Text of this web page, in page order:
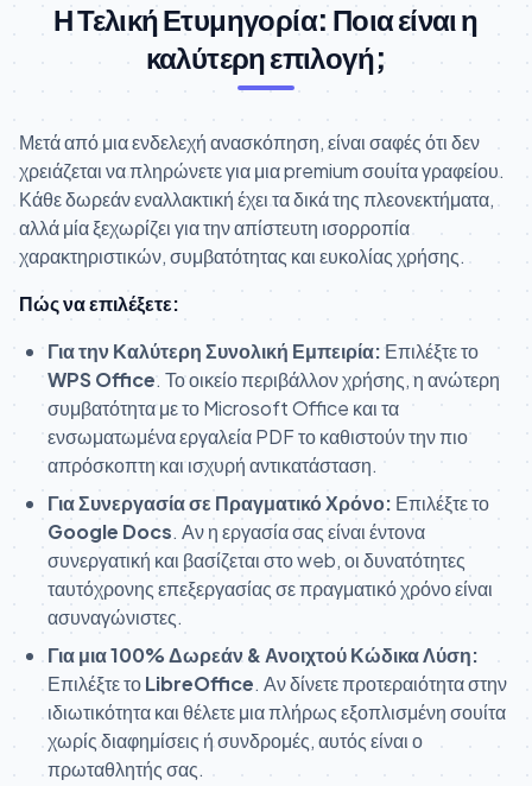
Η Τελική Ετυμηγορία: Ποια είναι η
καλύτερη επιλογή;
Μετά από μια ενδελεχή ανασκόπηση, είναι σαφές ότι δεν
χρειάζεται να πληρώνετε για μια premium σουίτα γραφείου.
Κάθε δωρεάν εναλλακτική έχει τα δικά της πλεονεκτήματα,
αλλά μία ξεχωρίζει για την απίστευτη ισορροπία
χαρακτηριστικών, συμβατότητας και ευκολίας χρήσης.
Πώς να επιλέξετε:
Για την Καλύτερη Συνολική Εμπειρία: Επιλέξτε το
WPS Office. Το οικείο περιβάλλον χρήσης, η ανώτερη
συμβατότητα με το Microsoft Office και τα
ενσωματωμένα εργαλεία PDF το καθιστούν την πιο
απρόσκοπτη και ισχυρή αντικατάσταση.
Για Συνεργασία σε Πραγματικό Χρόνο: Επιλέξτε το
Google Docs. Αν η εργασία σας είναι έντονα
συνεργατική και βασίζεται στο web, οι δυνατότητες
ταυτόχρονης επεξεργασίας σε πραγματικό χρόνο είναι
ασυναγώνιστες.
Για μια 100% Δωρεάν & Ανοιχτού Κώδικα Λύση:
Επιλέξτε τοLibreOffice. Αν δίνετε προτεραιότητα στην
ιδιωτικότητα και θέλετε μια πλήρως εξοπλισμένη σουίτα
χωρίς διαφημίσεις ή συνδρομές, αυτός είναι ο
πρωταθλητής σας.